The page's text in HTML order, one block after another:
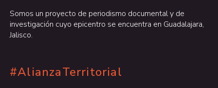
Somos un proyecto de periodismo documental y de
investigación cuyo epicentro se encuentra en Guadalajara,
Jalisco.
#AlianzaTerritorial